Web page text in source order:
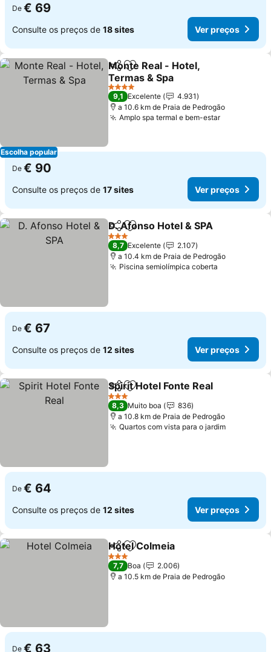
De € 69
Consulte os preços de 18 sites Ver preços
Escolha popular
PartilharAdicionar aos favoritos
Monte Real - Hotel,
Termas & Spa
Ver preços
4 Estrelas
9,1 Excelente
4.931
a 10.6 km de Praia de Pedrogão
Amplo spa termal e bem-estarVer preços
De € 90
Consulte os preços de 17 sites Ver preços
PartilharAdicionar aos favoritos
D. Afonso Hotel & SPA
3 Estrelas
8,7 Excelente
2.107
a 10.4 km de Praia de Pedrogão
Piscina semiolímpica coberta
De € 67
Consulte os preços de 12 sites Ver preços
PartilharAdicionar aos favoritos
Spirit Hotel Fonte Real
3 Estrelas
8,3 Muito boa
836
a 10.8 km de Praia de Pedrogão
Quartos com vista para o jardimVer
De € 64
Consulte os preços de 12 sites Ver preços
PartilharAdicionar aos favoritos
Hotel Colmeia
3 Estrelas
7,7 Boa
2.006
a 10.5 km de Praia de Pedrogão
De € 63